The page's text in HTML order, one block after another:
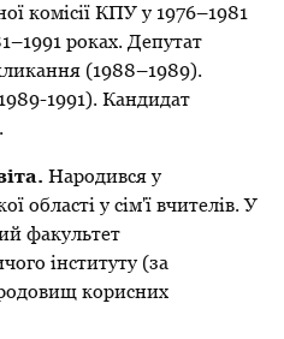
комісії КПУ у 1976–1981
роках. Депутат
(1988–1989).
1991). Кандидат
Народився у
області у сім'ї вчителів. У
факультет
інституту (за
корисних